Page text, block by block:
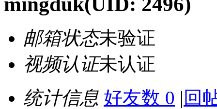
邮箱状态未验证
视频认证未认证
统计信息 好友数 0 | 回